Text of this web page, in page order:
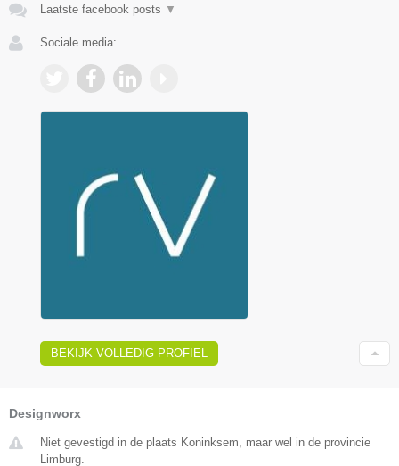
Laatste facebook posts ▼
Sociale media:
BEKIJK VOLLEDIG PROFIEL
Designworx
Niet gevestigd in de plaats Koninksem, maar wel in de provincie
Limburg.